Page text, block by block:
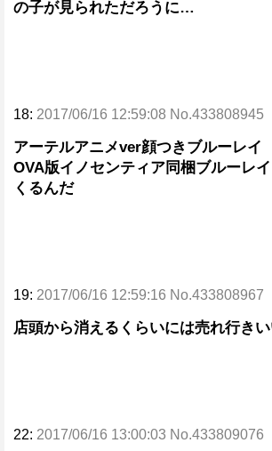
の子が見られただろうに…
18: 2017/06/16 12:59:08 No.433808945
アーテルアニメver顔つきブルーレイ
OVA版イノセンティア同梱ブルーレイ
くるんだ
19: 2017/06/16 12:59:16 No.433808967
店頭から消えるくらいには売れ行きい
22: 2017/06/16 13:00:03 No.433809076